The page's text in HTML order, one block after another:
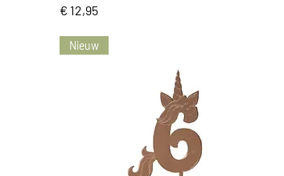
Prijs
€ 12,95
Nieuw